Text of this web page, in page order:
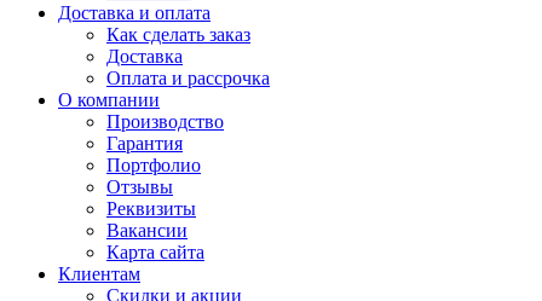
Доставка и оплата
Как сделать заказ
Доставка
Оплата и рассрочка
О компании
Производство
Гарантия
Портфолио
Отзывы
Реквизиты
Вакансии
Карта сайта
Клиентам
Скидки и акции